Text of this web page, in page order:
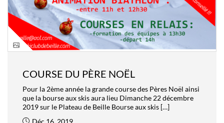
COURSE DU PÈRE NOËL
Pour la 2ème année la grande course des Pères Noël ainsi
que la bourse aux skis aura lieu Dimanche 22 décembre
2019 sur le Plateau de Beille Bourse aux skis […]
Déc 16, 2019